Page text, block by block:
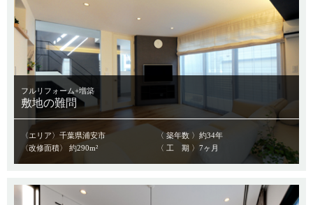
フルリフォーム+増築
敷地の難問
〈エリア〉千葉県浦安市
〈改修面積〉 約290m²
〈 築年数 〉約34年
〈 工 期 〉7ヶ月